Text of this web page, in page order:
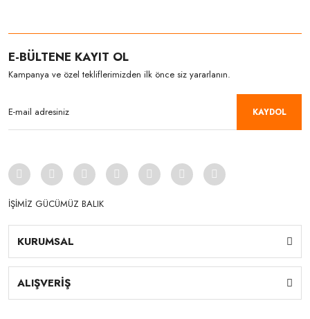
E-BÜLTENE KAYIT OL
Kampanya ve özel tekliflerimizden ilk önce siz yararlanın.
KAYDOL
İŞİMİZ GÜCÜMÜZ BALIK
KURUMSAL
ALIŞVERİŞ